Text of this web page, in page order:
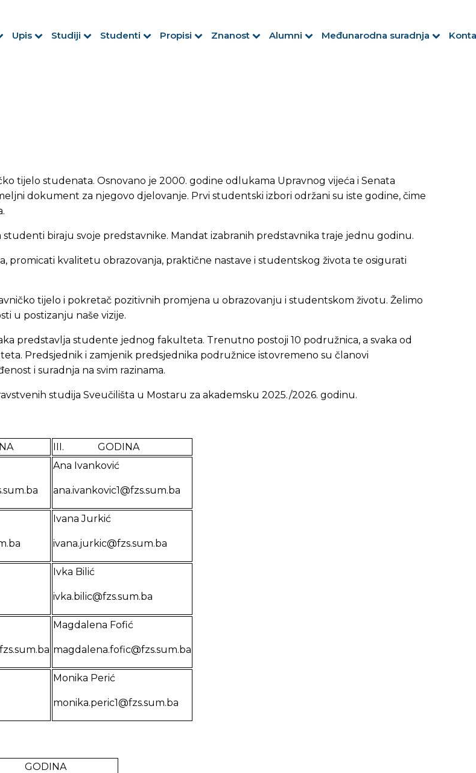
Upis Studiji Studenti Propisi Znanost Alumni Međunarodna suradnja
tijelo studenata. Osnovano je 2000. godine odlukama Upravnog vijeća i Senata
dokument za njegovo djelovanje. Prvi studentski izbori održani su iste godine, čime
biraju svoje predstavnike. Mandat izabranih predstavnika traje jednu godinu.
promicati kvalitetu obrazovanja, praktične nastave i studentskog života te osigurati
tijelo i pokretač pozitivnih promjena u obrazovanju i studentskom životu. Želimo
u postizanju naše vizije.
predstavlja studente jednog fakulteta. Trenutno postoji 10 podružnica, a svaka od
Predsjednik i zamjenik predsjednika podružnice istovremeno su članovi
i suradnja na svim razinama.
studija Sveučilišta u Mostaru za akademsku 2025./2026. godinu.
III. GODINA
Ana Ivanković
ana.ivankovic1@fzs.sum.ba
Ivana Jurkić
ivana.jurkic@fzs.sum.ba
Ivka Bilić
ivka.bilic@fzs.sum.ba
Magdalena Fofić
magdalena.fofic@fzs.sum.ba
Monika Perić
monika.peric1@fzs.sum.ba